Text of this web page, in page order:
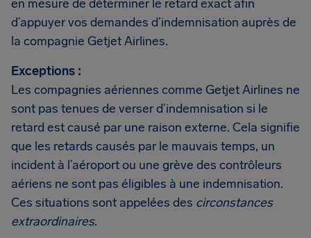
en mesure de déterminer le retard exact afin
d’appuyer vos demandes d’indemnisation auprès de
la compagnie Getjet Airlines.
Exceptions :
Les compagnies aériennes comme Getjet Airlines ne
sont pas tenues de verser d’indemnisation si le
retard est causé par une raison externe. Cela signifie
que les retards causés par le mauvais temps, un
incident à l’aéroport ou une grève des contrôleurs
aériens ne sont pas éligibles à une indemnisation.
Ces situations sont appelées des circonstances
extraordinaires.